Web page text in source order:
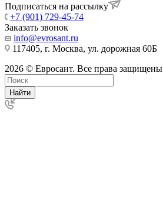
Подписаться на рассылку
+7 (901) 729-45-74
Заказать звонок
info@evrosant.ru
117405, г. Москва, ул. дорожная 60Б
2026 © Евросант. Все права защищены
Найти